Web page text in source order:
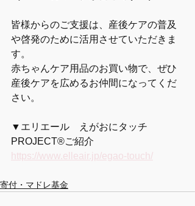
皆様からのご支援は、産後ケアの普及
や啓発のために活用させていただきま
す。
赤ちゃんケア用品のお買い物で、ぜひ
産後ケアを広めるお仲間になってくだ
さい。
▼エリエール　えがおにタッチ
PROJECT®ご紹介
https://www.elleair.jp/egao-touch/
寄付・マドレ基金